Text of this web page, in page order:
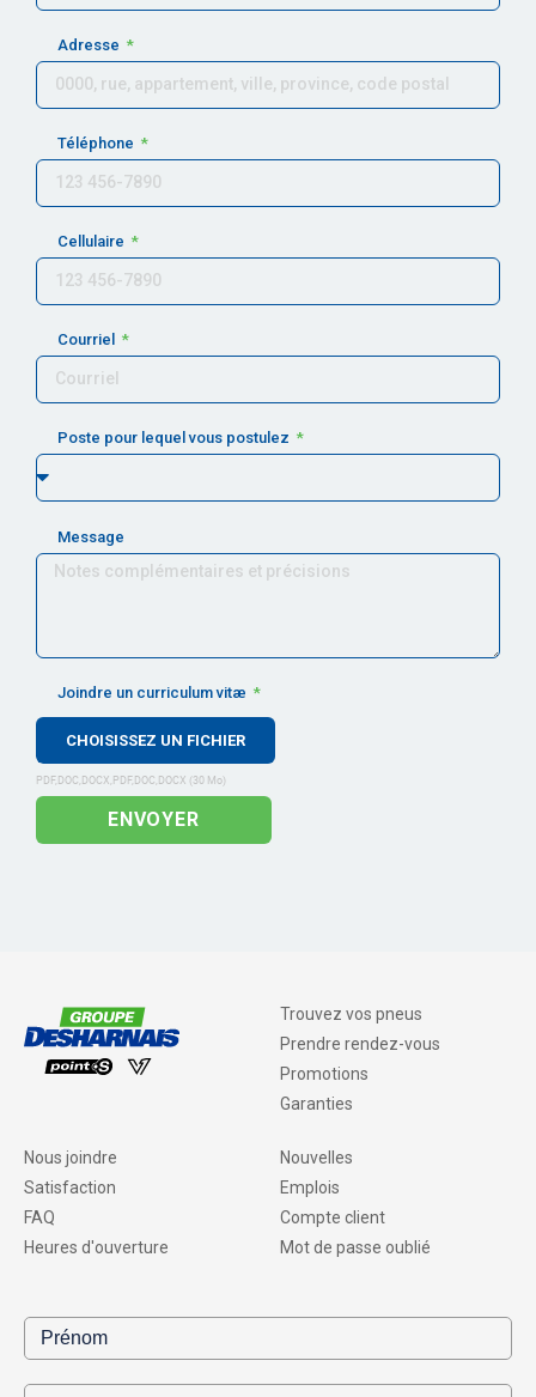
Adresse
Téléphone
Cellulaire
Courriel
Poste pour lequel vous postulez
Message
Joindre un curriculum vitæ
ENVOYER
Trouvez vos pneus
Prendre rendez-vous
Promotions
Garanties
Nous joindre
Satisfaction
FAQ
Heures d'ouverture
Nouvelles
Emplois
Compte client
Mot de passe oublié